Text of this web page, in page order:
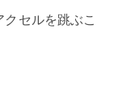
セルを跳ぶこ